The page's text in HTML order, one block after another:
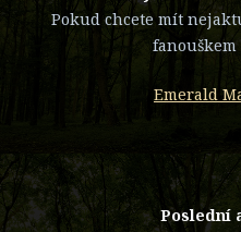
Pokud chcete mít
Emerald
Poslední